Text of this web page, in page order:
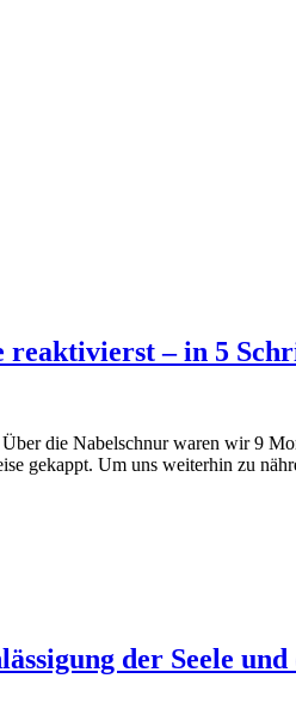
reaktivierst – in 5
gekappt. Um uns weiterhin zu
der Seele